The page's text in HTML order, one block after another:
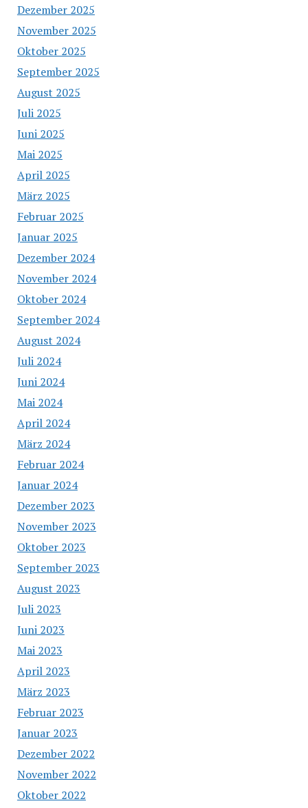
Dezember 2025
November 2025
Oktober 2025
September 2025
August 2025
Juli 2025
Juni 2025
Mai 2025
April 2025
März 2025
Februar 2025
Januar 2025
Dezember 2024
November 2024
Oktober 2024
September 2024
August 2024
Juli 2024
Juni 2024
Mai 2024
April 2024
März 2024
Februar 2024
Januar 2024
Dezember 2023
November 2023
Oktober 2023
September 2023
August 2023
Juli 2023
Juni 2023
Mai 2023
April 2023
März 2023
Februar 2023
Januar 2023
Dezember 2022
November 2022
Oktober 2022